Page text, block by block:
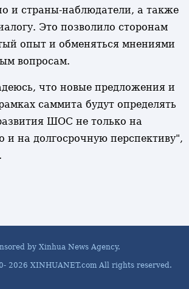
и страны-наблюдатели, а также
Это позволило сторонам
опыт и обменяться мнениями
вопросам.
что новые предложения и
саммита будут определять
ШОС не только на
на долгосрочную перспективу",
by Xinhua News Agency.
2026 XINHUANET.com All rights reserved.